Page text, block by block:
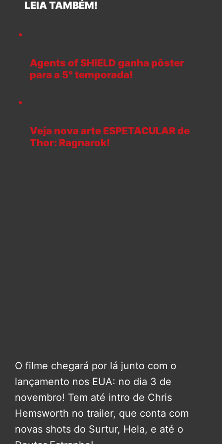
LEIA TAMBÉM!
Agents of SHIELD ganha pôster
para a 5° temporada!
Veja nova arte ESPETACULAR de
Thor: Ragnarok!
O filme chegará por lá junto com o
lançamento nos EUA: no dia 3 de
novembro! Tem até intro de Chris
Hemsworth no trailer, que conta com
novas shots do Surtur, Hela, e até o